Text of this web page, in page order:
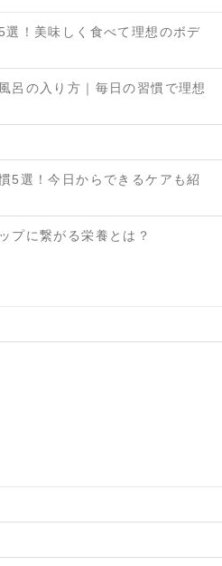
！美味しく食べて理想のボデ
呂の入り方｜毎日の習慣で理想
5選！今日からできるケアも紹
プに繋がる栄養とは？